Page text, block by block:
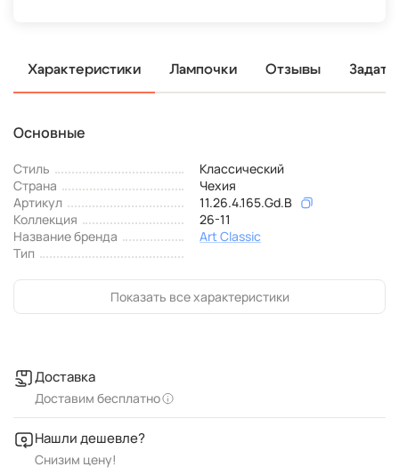
Характеристики Лампочки Отзывы
Основные
Стиль
Классический
Страна
Чехия
Артикул
11.26.4.165.Gd.B
Коллекция
26-11
Название бренда
Art Classic
Тип
Показать все характеристики
Доставка
Доставим бесплатно
Нашли дешевле?
Снизим цену!